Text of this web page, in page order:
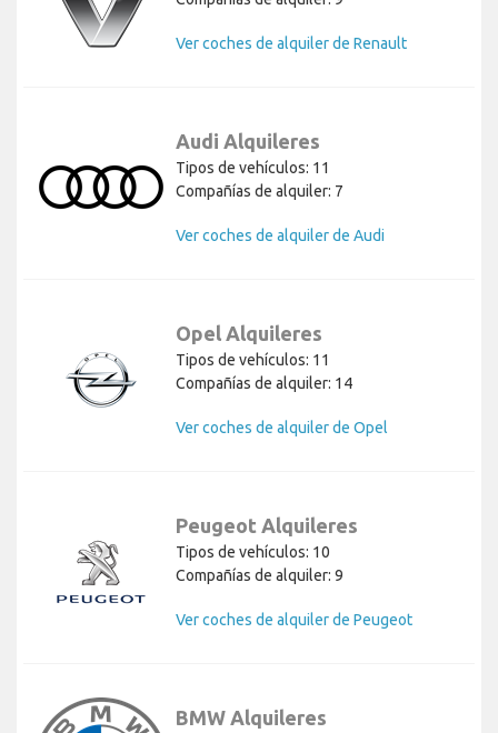
Ver coches de alquiler de Renault
Audi Alquileres
Tipos de vehículos: 11
Compañías de alquiler: 7
Ver coches de alquiler de Audi
Opel Alquileres
Tipos de vehículos: 11
Compañías de alquiler: 14
Ver coches de alquiler de Opel
Peugeot Alquileres
Tipos de vehículos: 10
Compañías de alquiler: 9
Ver coches de alquiler de Peugeot
BMW Alquileres